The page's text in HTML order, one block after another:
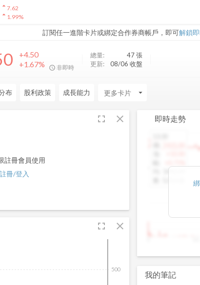
arrow_drop_up7.62
arrow_drop_up1.99%
訂閱任一進階卡片或綁定合作券商帳戶，即可解鎖
+4.50
+1.67%
非即時
總量: 47張
更新:
08/06 收盤
布 股利政策 成長能力 arrow_drop_down
fullscreen close
註冊會員使用
冊/登入
fullscreen close
500
即時走勢
我的筆記